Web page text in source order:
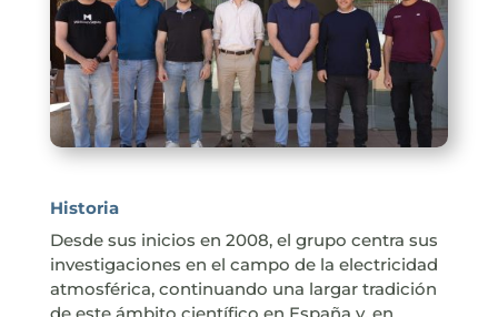
Historia
Desde sus inicios en 2008, el grupo centra sus
investigaciones en el campo de la electricidad
atmosférica, continuando una largar tradición
de este ámbito científico en España y, en